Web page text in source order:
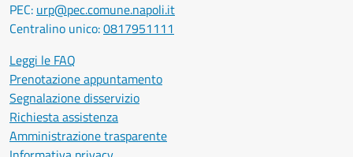
PEC: urp@pec.comune.napoli.it
Centralino unico:0817951111
Leggi le FAQ
Prenotazione appuntamento
Segnalazione disservizio
Richiesta assistenza
Amministrazione trasparente